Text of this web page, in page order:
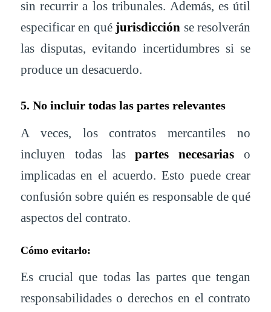
sin recurrir a los tribunales. Además, es útil
especificar en qué jurisdicción se resolverán
las disputas, evitando incertidumbres si se
produce un desacuerdo.
5. No incluir todas las partes relevantes
A veces, los contratos mercantiles no
incluyen todas laspartes necesarias o
implicadas en el acuerdo. Esto puede crear
confusión sobre quién es responsable de qué
aspectos del contrato.
Cómo evitarlo:
Es crucial que todas las partes que tengan
responsabilidades o derechos en el contrato